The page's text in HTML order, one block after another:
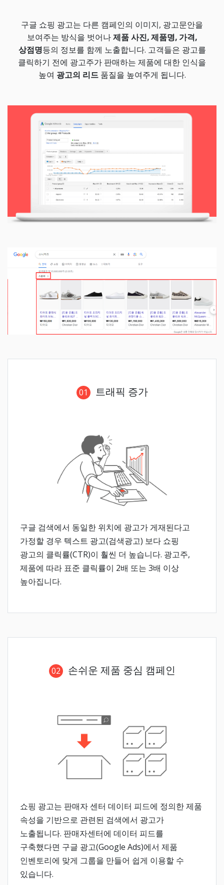
구글 쇼핑 광고는 다른 캠페인의 이미지, 광고문안을
보여주는 방식을 벗어나제품 사진, 제품명, 가격,
상점명등의 정보를 함께 노출합니다. 고객들은 광고를
클릭하기 전에 광고주가 판매하는 제품에 대한 인식을
높여 광고의 리드품질을 높여주게 됩니다.
01 트래픽 증가
구글 검색에서 동일한 위치에 광고가 게재된다고
가정할 경우 텍스트 광고(검색광고) 보다 쇼핑
광고의 클릭률(CTR)이 훨씬 더 높습니다. 광고주,
제품에 따라 표준 클릭률이 2배 또는 3배 이상
높아집니다.
02 손쉬운 제품 중심 캠페인
쇼핑 광고는 판매자 센터 데이터 피드에 정의한 제품
속성을 기반으로 관련된 검색에서 광고가
노출됩니다. 판매자센터에 데이터 피드를
구축했다면 구글 광고(Google Ads)에서 제품
인벤토리에 맞게 그룹을 만들어 쉽게 이용할 수
있습니다.